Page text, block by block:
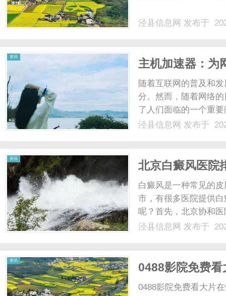
泾县信息网 发布于
资讯
主机加速器：为
随着互联网的普及和
分。然而，随着网络
了人们面临的一个重
主机加速器是一种通
泾县信息网 发布于
资讯
北京白癜风医院
白癜风是一种常见的
市，有很多医院提供
呢？首先，北京协和
一，拥有一支专业的
泾县信息网 发布于
资讯
0488影院免费看
0488影院免费看大片